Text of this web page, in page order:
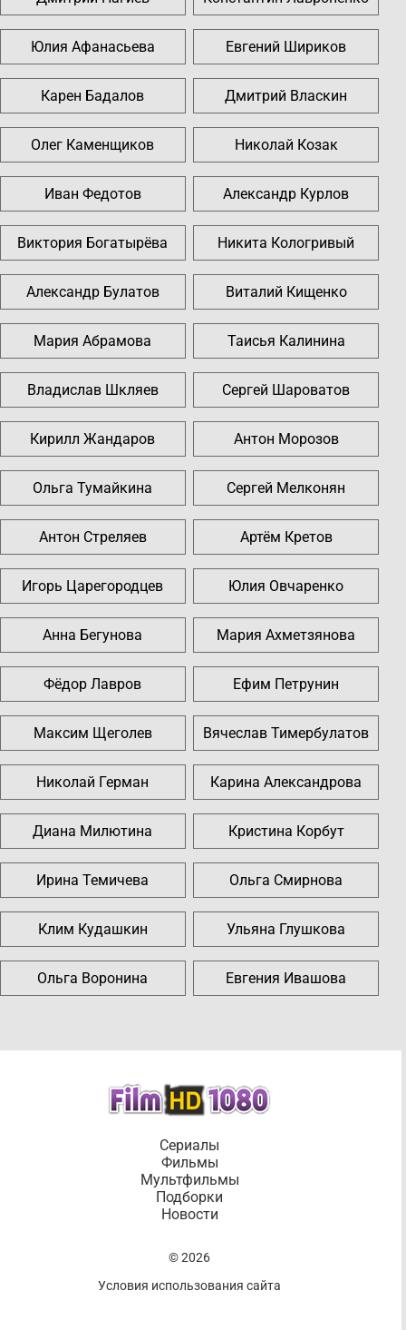
Юлия Афанасьева Евгений Шириков
Карен Бадалов Дмитрий Власкин
Олег Каменщиков Николай Козак
Иван Федотов Александр Курлов
Виктория Богатырёва Никита Кологривый
Александр Булатов Виталий Кищенко
Мария Абрамова Таисья Калинина
Владислав Шкляев Сергей Шароватов
Кирилл Жандаров Антон Морозов
Ольга Тумайкина Сергей Мелконян
Антон Стреляев Артём Кретов
Игорь Царегородцев Юлия Овчаренко
Анна Бегунова Мария Ахметзянова
Фёдор Лавров Ефим Петрунин
Максим Щеголев Вячеслав Тимербулатов
Николай Герман Карина Александрова
Диана Милютина Кристина Корбут
Ирина Темичева Ольга Смирнова
Клим Кудашкин Ульяна Глушкова
Ольга Воронина Евгения Ивашова
Сериалы
Фильмы
Мультфильмы
Подборки
Новости
© 2026
Условия использования сайта